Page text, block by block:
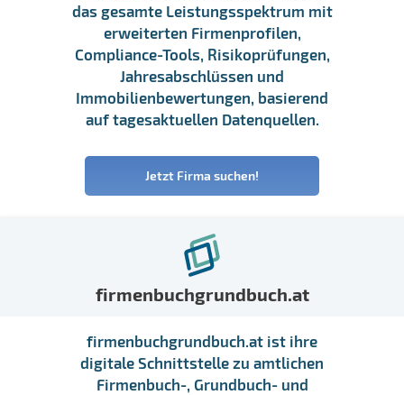
das gesamte Leistungsspektrum mit
erweiterten Firmenprofilen,
Compliance-Tools, Risikoprüfungen,
Jahresabschlüssen und
Immobilienbewertungen, basierend
auf tagesaktuellen Datenquellen.
Jetzt Firma suchen!
firmenbuchgrundbuch.at
firmenbuchgrundbuch.at ist ihre
digitale Schnittstelle zu amtlichen
Firmenbuch-, Grundbuch- und